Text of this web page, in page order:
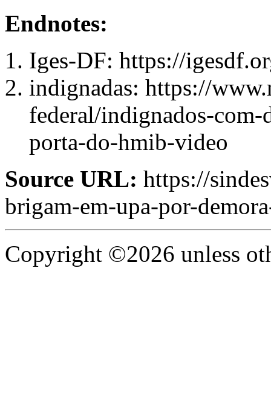
Endnotes:
Iges-DF: https://
indignadas: https://
federal/indignados-com-
porta-do-hmib-video
Source URL: https://
brigam-em-upa-por-
Copyright ©2026 unless